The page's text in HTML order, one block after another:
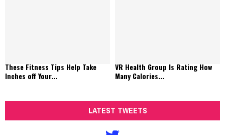
These Fitness Tips Help Take
Inches off Your...
VR Health Group Is Rating How
Many Calories...
LATEST TWEETS